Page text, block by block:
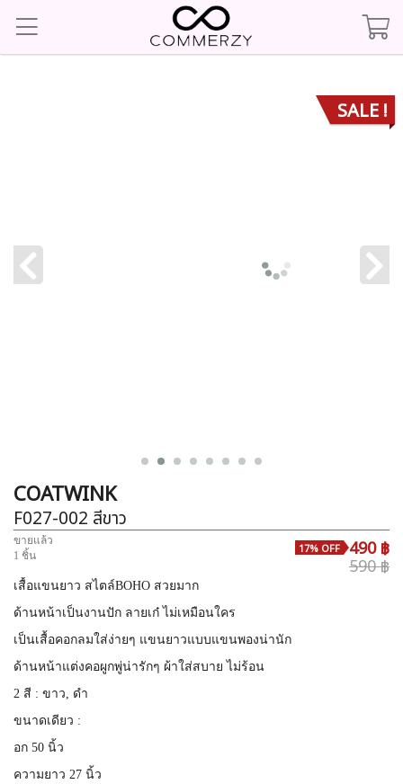
SALE !
COATWINK
F027-002 สีขาว
590 ฿
490 ฿
17% OFF
ขายแล้ว
1 ชิ้น
เสื้อแขนยาว สไตล์BOHO สวยมาก
ด้านหน้าเป็นงานปัก ลายเก๋ ไม่เหมือนใคร
เป็นเสื้อคอกลมใส่ง่ายๆ แขนยาวแบบแขนพองน่านัก
ด้านหน้าแต่งคอผูกพู่น่ารักๆ ผ้าใส่สบาย ไม่ร้อน
2 สี : ขาว, ดำ
ขนาดเดียว :
อก 50 นิ้ว
ความยาว 27 นิ้ว